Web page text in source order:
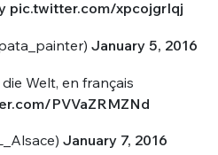
pic.twitter.com/xpcojgrIqj
January 5, 2016
Welt, en français
PVVaZRMZNd
January 7, 2016